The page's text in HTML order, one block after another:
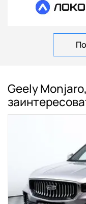
Geely